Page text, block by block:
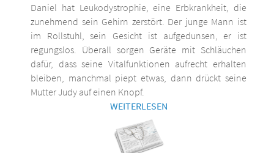
Daniel hat Leukodystrophie, eine Erbkrankheit, die
zunehmend sein Gehirn zerstört. Der junge Mann ist
im Rollstuhl, sein Gesicht ist aufgedunsen, er ist
regungslos. Überall sorgen Geräte mit Schläuchen
dafür, dass seine Vitalfunktionen aufrecht erhalten
bleiben, manchmal piept etwas, dann drückt seine
Mutter Judy auf einen Knopf.
WEITERLESEN